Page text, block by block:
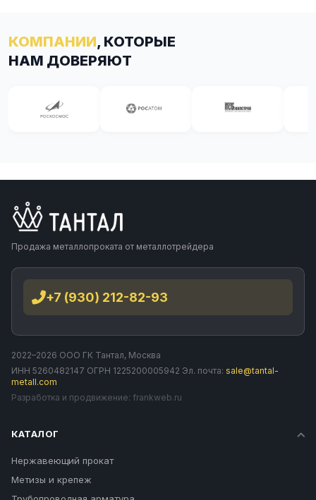
КОМПАНИИ, КОТОРЫЕ
НАМ ДОВЕРЯЮТ
Продажа металлопроката от металлотрейдера
+7 (930) 212-82-93
2022–2026 ООО ГК Тантал, Москва
ИНН 5260482147 ОГРН 1225200005942 Эл. почта: sale@tantal-
metall.com
Разработка и продвижение: frankweb.ru
КАТАЛОГ
Нержавеющий прокат
Метизы и крепеж